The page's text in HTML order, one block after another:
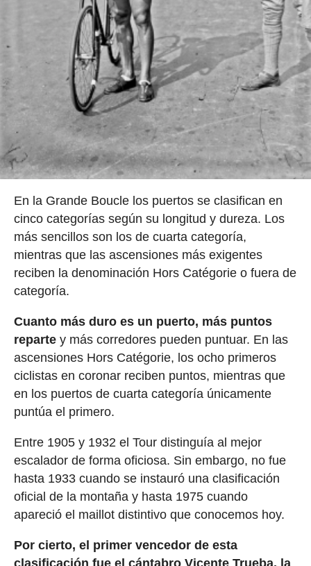
En la Grande Boucle los puertos se clasifican en
cinco categorías según su longitud y dureza. Los
más sencillos son los de cuarta categoría,
mientras que las ascensiones más exigentes
reciben la denominación Hors Catégorie o fuera de
categoría.
Cuanto más duro es un puerto, más puntos
reparte y más corredores pueden puntuar. En las
ascensiones Hors Catégorie, los ocho primeros
ciclistas en coronar reciben puntos, mientras que
en los puertos de cuarta categoría únicamente
puntúa el primero.
Entre 1905 y 1932 el Tour distinguía al mejor
escalador de forma oficiosa. Sin embargo, no fue
hasta 1933 cuando se instauró una clasificación
oficial de la montaña y hasta 1975 cuando
apareció el maillot distintivo que conocemos hoy.
Por cierto, el primer vencedor de esta